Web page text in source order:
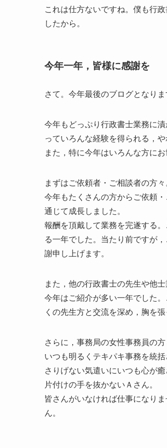
これは仕方ないですね。僕も行
したから。
今年一年，皆様に感謝を
さて。今年最後のブログとなりま
今年もどっぷり行政書士業務に
っていろんな経験を得られる，
また，特に今年はいろんな方に
まずはご依頼者・ご相談者の方々
今年もたくさんの方からご依頼
通じて成長しました。
報酬を頂戴して業務を完遂する
る一年でした。当たり前ですが
謝申し上げます。
また，他の行政書士の先生や他士
今年はご紹介が多い一年でした
くの先生方と交流を深め，胸を
さらに，事務局の女性事務員の方
いつも明るくテキパキ事務を統
さりげない気遣いにいつも心が
片付けの手を抜かないＡさん。
皆さんがいなければ仕事になり
ん。